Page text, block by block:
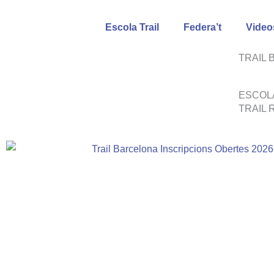
Escola Trail Federa’t
TRAIL
TRAIL